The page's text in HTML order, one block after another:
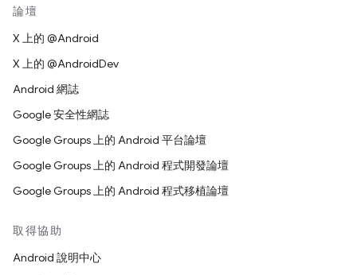
論壇
X 上的 @Android
X 上的 @AndroidDev
Android 網誌
Google 安全性網誌
Google Groups 上的 Android 平台論壇
Google Groups 上的 Android 程式開發論壇
Google Groups 上的 Android 程式移植論壇
取得協助
Android 說明中心